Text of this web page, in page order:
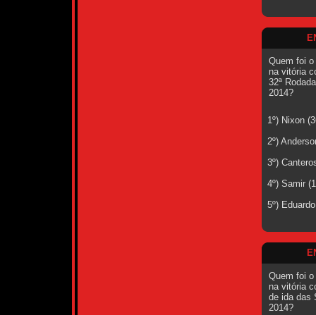
Quem foi o
na vitória
32ª
2014?
1º) Nixon
2º)
3º)
4º) Samir
5º)
Quem foi o
na vitória
de ida das
2014?